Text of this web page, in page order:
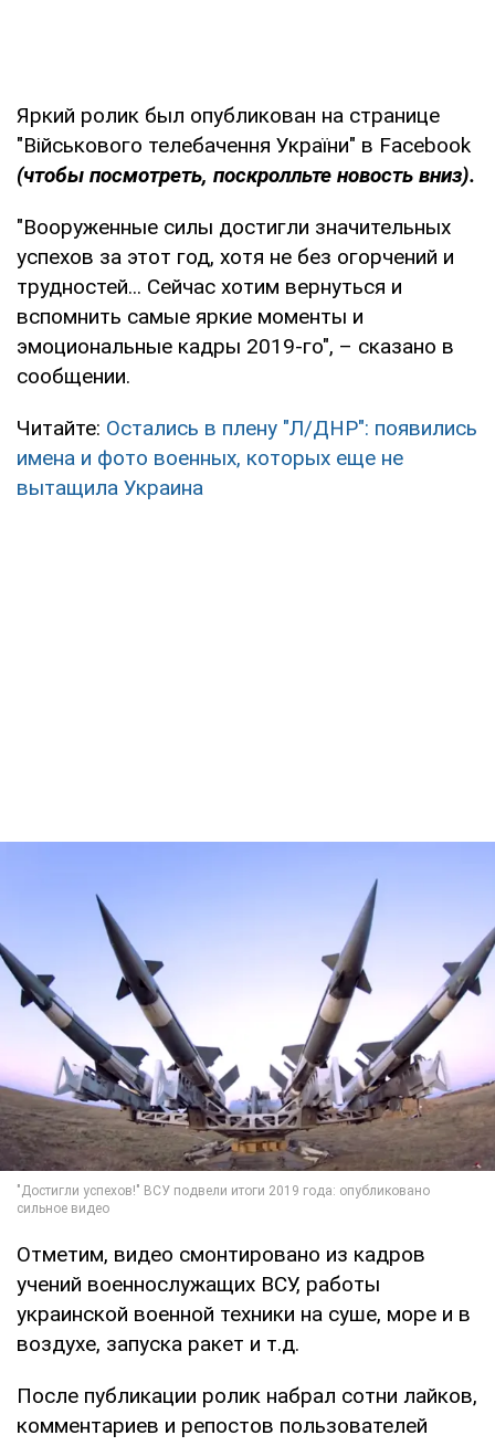
Яркий ролик был опубликован на странице
"Військового телебачення України" в Facebook
(чтобы посмотреть, поскролльте новость вниз).
"Вооруженные силы достигли значительных
успехов за этот год, хотя не без огорчений и
трудностей... Сейчас хотим вернуться и
вспомнить самые яркие моменты и
эмоциональные кадры 2019-го", – сказано в
сообщении.
Читайте: Остались в плену "Л/ДНР": появились
имена и фото военных, которых еще не
вытащила Украина
Отметим, видео смонтировано из кадров
учений военнослужащих ВСУ, работы
украинской военной техники на суше, море и в
воздухе, запуска ракет и т.д.
После публикации ролик набрал сотни лайков,
комментариев и репостов пользователей